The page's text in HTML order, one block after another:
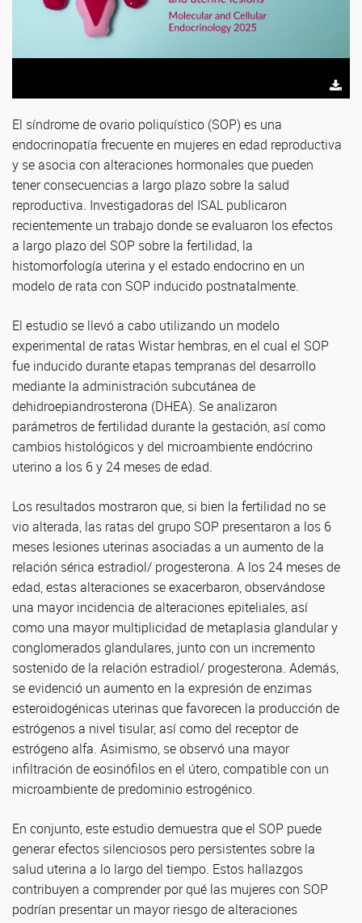
El síndrome de ovario poliquístico (SOP) es una
endocrinopatía frecuente en mujeres en edad reproductiva
y se asocia con alteraciones hormonales que pueden
tener consecuencias a largo plazo sobre la salud
reproductiva. Investigadoras del ISAL publicaron
recientemente un trabajo donde se evaluaron los efectos
a largo plazo del SOP sobre la fertilidad, la
histomorfología uterina y el estado endocrino en un
modelo de rata con SOP inducido postnatalmente.
El estudio se llevó a cabo utilizando un modelo
experimental de ratas Wistar hembras, en el cual el SOP
fue inducido durante etapas tempranas del desarrollo
mediante la administración subcutánea de
dehidroepiandrosterona (DHEA). Se analizaron
parámetros de fertilidad durante la gestación, así como
cambios histológicos y del microambiente endócrino
uterino a los 6 y 24 meses de edad.
Los resultados mostraron que, si bien la fertilidad no se
vio alterada, las ratas del grupo SOP presentaron a los 6
meses lesiones uterinas asociadas a un aumento de la
relación sérica estradiol/ progesterona. A los 24 meses de
edad, estas alteraciones se exacerbaron, observándose
una mayor incidencia de alteraciones epiteliales, así
como una mayor multiplicidad de metaplasia glandular y
conglomerados glandulares, junto con un incremento
sostenido de la relación estradiol/ progesterona. Además,
se evidenció un aumento en la expresión de enzimas
esteroidogénicas uterinas que favorecen la producción de
estrógenos a nivel tisular, así como del receptor de
estrógeno alfa. Asimismo, se observó una mayor
infiltración de eosinófilos en el útero, compatible con un
microambiente de predominio estrogénico.
En conjunto, este estudio demuestra que el SOP puede
generar efectos silenciosos pero persistentes sobre la
salud uterina a lo largo del tiempo. Estos hallazgos
contribuyen a comprender por qué las mujeres con SOP
podrían presentar un mayor riesgo de alteraciones